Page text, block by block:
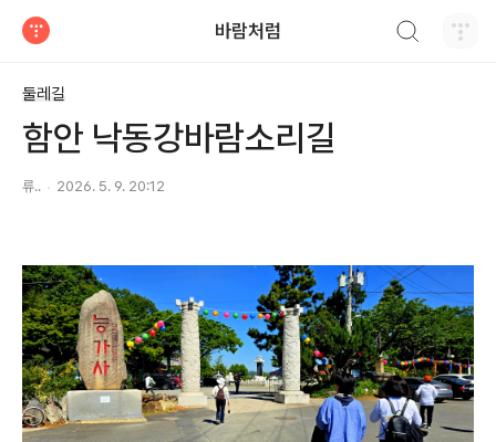
바람처럼
둘레길
함안 낙동강바람소리길
류.. 2026. 5. 9. 20:12